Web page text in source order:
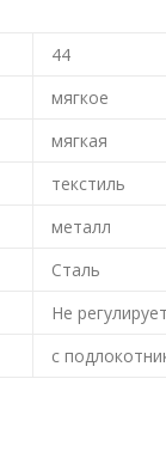
44
мягкое
мягкая
текстиль
металл
Сталь
Не
с